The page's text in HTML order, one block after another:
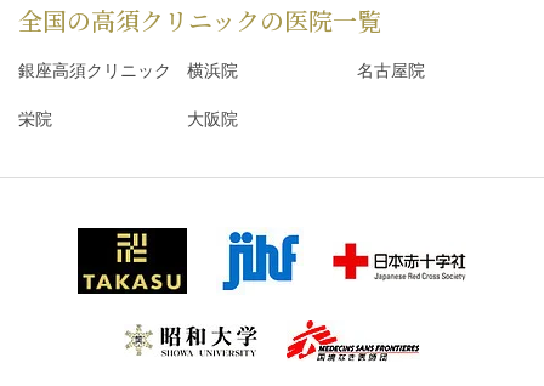
全国の高須クリニックの医院一覧
銀座高須クリニック 横浜院 名古屋院
栄院 大阪院